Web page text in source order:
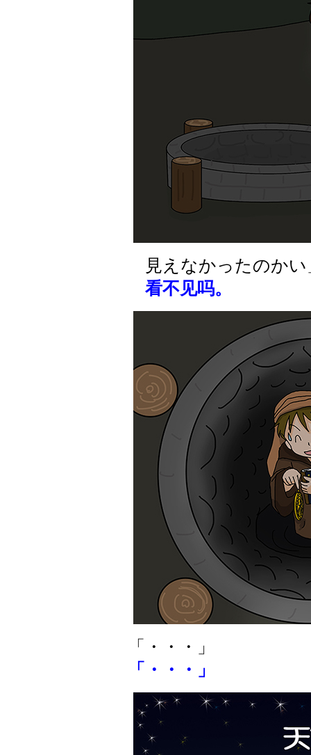
見えなかったのかい
看不见吗。
「・・・」
「・・・」